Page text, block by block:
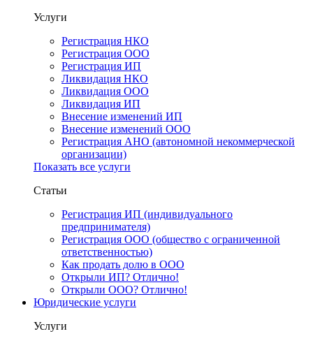
Услуги
Регистрация НКО
Регистрация ООО
Регистрация ИП
Ликвидация НКО
Ликвидация ООО
Ликвидация ИП
Внесение изменений ИП
Внесение изменений ООО
Регистрация АНО (автономной некоммерческой
организации)
Показать все услуги
Статьи
Регистрация ИП (индивидуального
предпринимателя)
Регистрация ООО (общество с ограниченной
ответственностью)
Как продать долю в ООО
Открыли ИП? Отлично!
Открыли ООО? Отлично!
Юридические услуги
Услуги